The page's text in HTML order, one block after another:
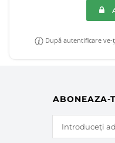
După autentificare
ABONEAZA-